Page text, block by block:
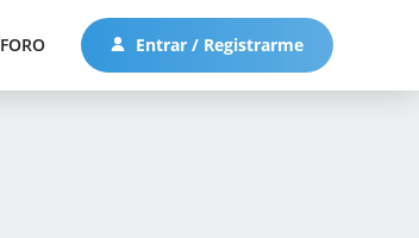
FORO Entrar / Registrarme